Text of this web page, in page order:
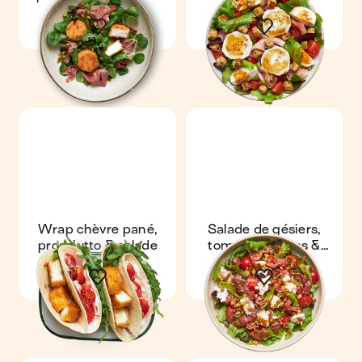
pistaches
jambon
Wrap chèvre pané,
prosciutto & salade
Salade de gésiers,
tomates cerises &
chèvre